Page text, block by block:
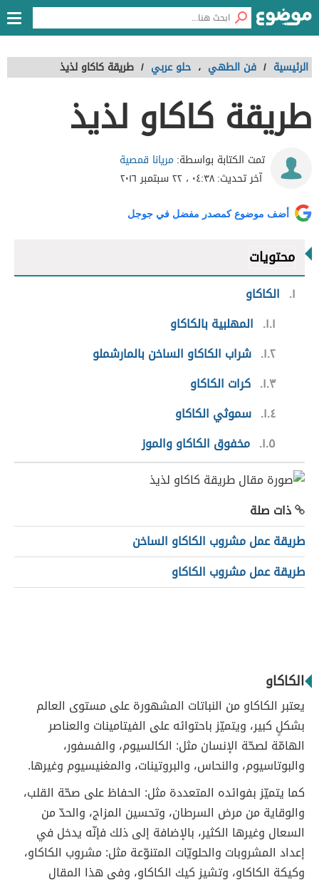
الرئيسية / فن الطهي ، حلو عربي / طريقة كاكاو لذيذ
طريقة كاكاو لذيذ
تمت الكتابة بواسطة: مريانا قمصية
آخر تحديث:٠٤:٣٨ ، ٢٢ سبتمبر ٢٠١٦
أضف موضوع كمصدر مفضل في جوجل
محتويات
١
الكاكاو
١.١
المهلبية بالكاكاو
١.٢ شراب الكاكاو الساخن بالمارشملو
١.٣ كرات الكاكاو
١.٤ سموثي الكاكاو
١.٥ مخفوق الكاكاو والموز
ذات صلة
طريقة عمل مشروب الكاكاو الساخن
طريقة عمل مشروب الكاكاو
الكاكاو
يعتبر الكاكاو من النباتات المشهورة على مستوى العالم
بشكلٍ كبير، ويتميّز باحتوائه على الفيتامينات والعناصر
الهامّة لصحّة الإنسان مثل: الكالسيوم، والفسفور،
والبوتاسيوم، والنحاس، والبروتينات، والمغنيسيوم وغيرها.
كما يتميّز بفوائده المتعددة مثل: الحفاظ على صحّة القلب،
والوقاية من مرض السرطان، وتحسين المزاج، والحدّ من
السعال وغيرها الكثير، بالإضافة إلى ذلك فإنّه يدخل في
إعداد المشروبات والحلويّات المتنوّعة مثل: مشروب الكاكاو،
وكيكة الكاكاو، وتشيز كيك الكاكاو، وفي هذا المقال